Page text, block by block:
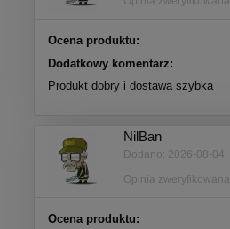
Ocena produktu:
Dodatkowy komentarz:
Produkt dobry i dostawa szybka
NilBan
Dodano: 2026-08-04
Opinia zweryfikowana
Ocena produktu: